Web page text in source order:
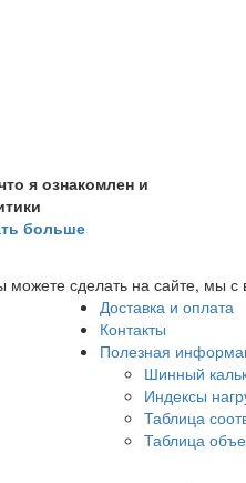
я ознакомлен и
больше
можете сделать на сайте, мы с
Доставка и оплата
Контакты
Полезная
Шинный
Индексы
Таблица
Таблица